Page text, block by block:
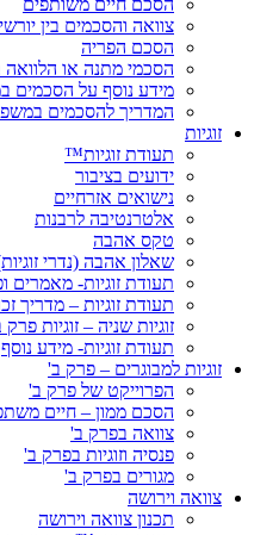
צוואה והסכמים בין
הסכם הפריה
הסכמי מתנה או הלוואה
מידע נוסף על הסכמים
המדריך להסכמים
זוגיות
תעודת זוגיות™
ידועים בציבור
נישואים אזרחיים
אלטרנטיבה לרבנות
טקס אהבה
שאלון אהבה (נדרי
תעודת זוגיות- מאמרים
תעודת זוגיות – מדריך
זוגיות שניה – זוגיות פרק
תעודת זוגיות- מידע נוסף
זוגיות למבוגרים – פרק ב'
הפרוייקט של פרק ב'
הסכם ממון – חיים
צוואה בפרק ב'
פנסיה וזוגיות בפרק ב'
מגורים בפרק ב'
צוואה וירושה
תכנון צוואה וירושה